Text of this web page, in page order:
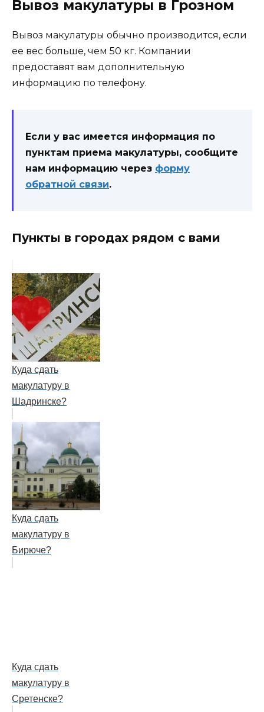
Вывоз макулатуры в Грозном
Вывоз макулатуры обычно производится, если
ее вес больше, чем 50 кг. Компании
предоставят вам дополнительную
информацию по телефону.
Если у вас имеется информация по
пунктам приема макулатуры, сообщите
нам информацию через форму
обратной связи.
Пункты в городах рядом с вами
Куда сдать
макулатуру в
Шадринске?
Куда сдать
макулатуру в
Бирюче?
Куда сдать
макулатуру в
Сретенске?